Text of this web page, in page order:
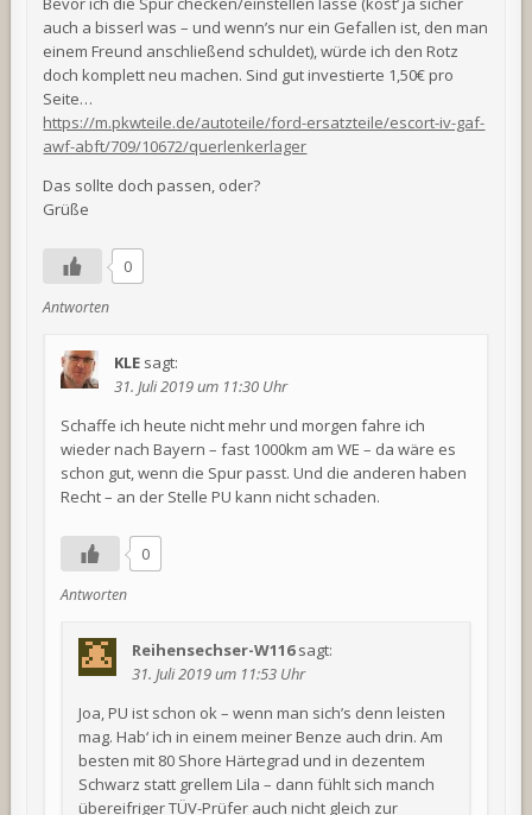
auch a bisserl was – und wenn’s nur ein Gefallen ist, den man
einem Freund anschließend schuldet), würde ich den Rotz
doch komplett neu machen. Sind gut investierte 1,50€ pro
Seite…
https://m.pkwteile.de/autoteile/ford-ersatzteile/escort-iv-gaf-
awf-abft/709/10672/querlenkerlager
Das sollte doch passen, oder?
Grüße
0
Antworten
KLE sagt:
31. Juli 2019 um 11:30 Uhr
Schaffe ich heute nicht mehr und morgen fahre ich
wieder nach Bayern – fast 1000km am WE – da wäre es
schon gut, wenn die Spur passt. Und die anderen haben
Recht – an der Stelle PU kann nicht schaden.
0
Antworten
Reihensechser-W116sagt:
31. Juli 2019 um 11:53 Uhr
Joa, PU ist schon ok – wenn man sich’s denn leisten
mag. Hab‘ ich in einem meiner Benze auch drin. Am
besten mit 80 Shore Härtegrad und in dezentem
Schwarz statt grellem Lila – dann fühlt sich manch
übereifriger TÜV-Prüfer auch nicht gleich zur